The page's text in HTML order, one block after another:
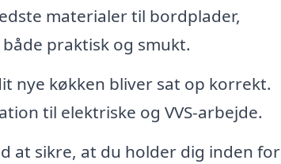
materialer til bordplader,
praktisk og smukt.
nye køkken bliver sat op korrekt.
til elektriske og VVS-arbejde.
at sikre, at du holder dig inden for